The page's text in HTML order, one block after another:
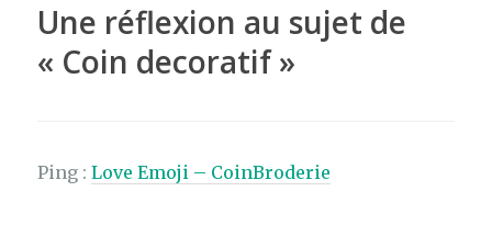
o
k
Une réflexion au sujet de
« Coin decoratif»
Ping :Love Emoji – CoinBroderie